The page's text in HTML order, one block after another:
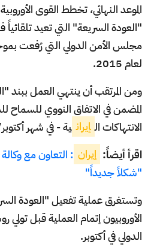
الموعد النهائي، تخطط القوى
"العودة السريعة" التي تعيد
مجلس الأمن الدولي التي رُفعت
لعام 2015.
ومن المرتقب أن ينتهي العمل ببند
المضمن في الاتفاق النووي للسماح
الانتهاكات ال إيران ية - في شهر
اقرأ أيضاً: إيران : التعاون مع
"شكلاً جديداً"
الأوروبيون إتمام العملية قبل
الدولي في أكتوبر.